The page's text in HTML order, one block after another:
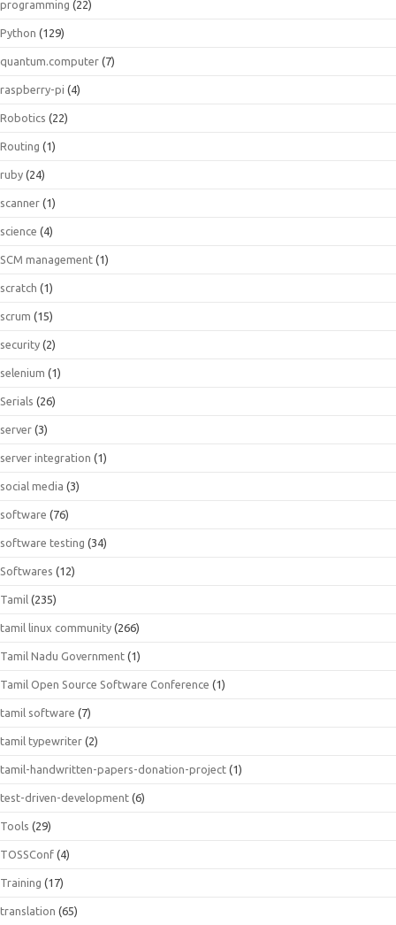
programming (22)
Python (129)
quantum.computer (7)
raspberry-pi (4)
Robotics (22)
Routing (1)
ruby (24)
scanner (1)
science (4)
SCM management (1)
scratch (1)
scrum (15)
security (2)
selenium (1)
Serials (26)
server (3)
server integration (1)
social media (3)
software (76)
software testing (34)
Softwares (12)
Tamil (235)
tamil linux community (266)
Tamil Nadu Government (1)
Tamil Open Source Software Conference (1)
tamil software (7)
tamil typewriter (2)
tamil-handwritten-papers-donation-project (1)
test-driven-development (6)
Tools (29)
TOSSConf (4)
Training (17)
translation (65)